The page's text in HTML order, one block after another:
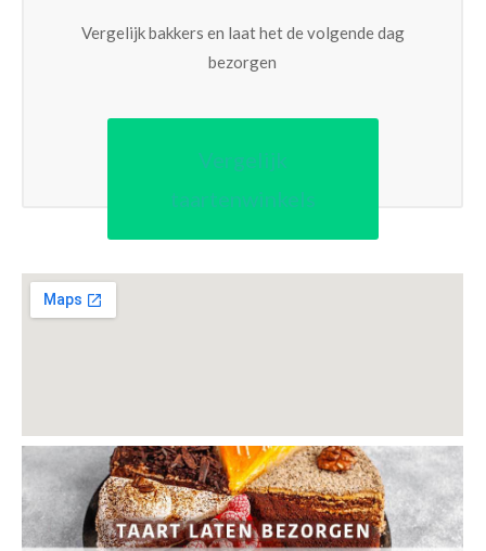
Vergelijk bakkers en laat het de volgende dag
bezorgen
Vergelijk
taartenwinkels